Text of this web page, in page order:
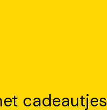
cadeautjes